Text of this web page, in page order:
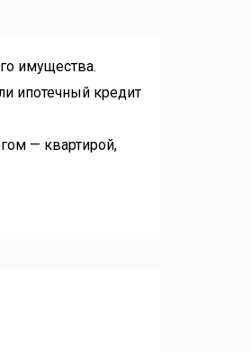
имущества.
ипотечный кредит
— квартирой,